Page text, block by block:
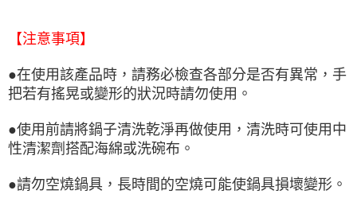
【注意事項】
●在使用該產品時，請務必檢查各部分是否有異常，手
把若有搖晃或變形的狀況時請勿使用。
●使用前請將鍋子清洗乾淨再做使用，清洗時可使用中
性清潔劑搭配海綿或洗碗布。
●請勿空燒鍋具，長時間的空燒可能使鍋具損壞變形。